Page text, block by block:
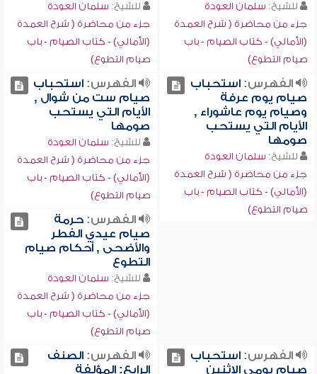
للشيخ: سلمان العودة
جزء من محاضرة ( شرح العمدة
(الأمالي) - كتاب الصيام - باب
صيام التطوع)
للشيخ: سلمان العودة
جزء من محاضرة ( شرح العمدة
(الأمالي) - كتاب الصيام - باب
صيام التطوع)
الفهرس:استحباب
صيام يوم عرفة
وصيام يوم عاشوراء ,
الأيام التي يستحب
صومها
للشيخ: سلمان العودة
جزء من محاضرة ( شرح العمدة
(الأمالي) - كتاب الصيام - باب
صيام التطوع)
الفهرس:استحباب
صيام ست من شوال ,
الأيام التي يستحب
صومها
للشيخ: سلمان العودة
جزء من محاضرة ( شرح العمدة
(الأمالي) - كتاب الصيام - باب
صيام التطوع)
الفهرس:حرمة
صيام عيدي الفطر
والأضحى , أحكام صيام
التطوع
للشيخ: سلمان العودة
جزء من محاضرة ( شرح العمدة
(الأمالي) - كتاب الصيام - باب
صيام التطوع)
الفهرس:استحباب
صيام يومي الإثنين
الفهرس:الصنف
الرابع: المؤلفة